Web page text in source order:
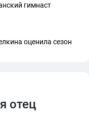
гимнаст
оценила сезон
отец